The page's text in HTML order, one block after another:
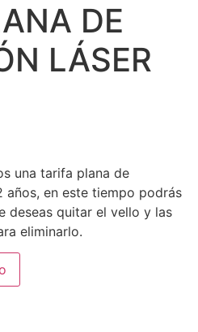
DE
LÁSER
una tarifa plana de
años, en este tiempo podrás
deseas quitar el vello y las
eliminarlo.